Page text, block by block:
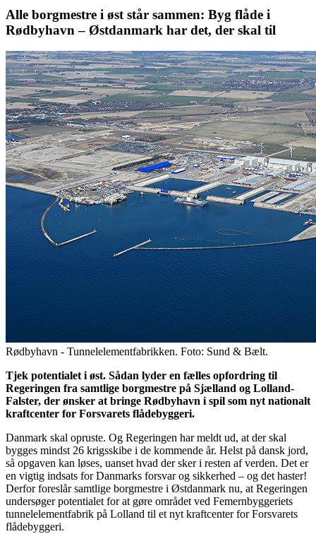
Alle borgmestre i øst står sammen: Byg flåde i
Rødbyhavn – Østdanmark har det, der skal til
Rødbyhavn - Tunnelelementfabrikken. Foto: Sund & Bælt.
Tjek potentialet i øst. Sådan lyder en fælles opfordring til
Regeringen fra samtlige borgmestre på Sjælland og Lolland-
Falster, der ønsker at bringe Rødbyhavn i spil som nyt nationalt
kraftcenter for Forsvarets flådebyggeri.
Danmark skal opruste. Og Regeringen har meldt ud, at der skal
bygges mindst 26 krigsskibe i de kommende år. Helst på dansk jord,
så opgaven kan løses, uanset hvad der sker i resten af verden. Det er
en vigtig indsats for Danmarks forsvar og sikkerhed – og det haster!
Derfor foreslår samtlige borgmestre i Østdanmark nu, at Regeringen
undersøger potentialet for at gøre området ved Femernbyggeriets
tunnelelementfabrik på Lolland til et nyt kraftcenter for Forsvarets
flådebyggeri.